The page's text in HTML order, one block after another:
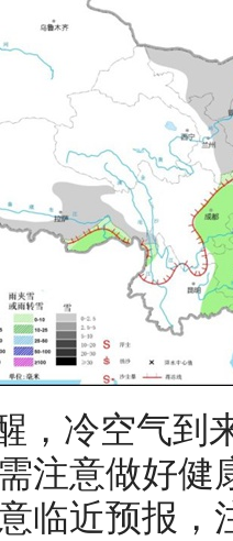
，冷空气到
注意做好健
临近预报，